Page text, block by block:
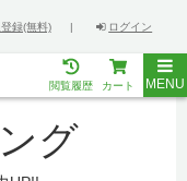
録(無料) | ログイン
閲覧履歴 カート MENU
グ